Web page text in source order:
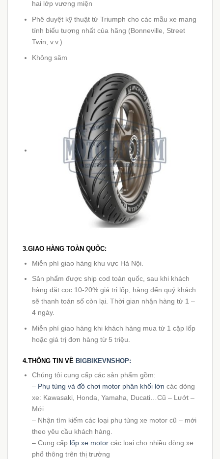
hai lớp vương miện
Phê duyệt kỹ thuật từ Triumph cho các mẫu xe mang
tính biểu tượng nhất của hãng (Bonneville, Street
Twin, v.v.)
Không săm
3.GIAO HÀNG TOÀN QUỐC:
Miễn phí giao hàng khu vực Hà Nội.
Sản phẩm được ship cod toàn quốc, sau khi khách
hàng đặt cọc 10-20% giá trị lốp, hàng đến quý khách
sẽ thanh toán số còn lại. Thời gian nhận hàng từ 1 –
4 ngày.
Miễn phí giao hàng khi khách hàng mua từ 1 cặp lốp
hoặc giá trị đơn hàng từ 5 triệu.
4.THÔNG TIN VỀ BIGBIKEVNSHOP:
Chúng tôi cung cấp các sản phẩm gồm:
– Phụ tùng và đồ chơi motor phân khối lớn các dòng
xe: Kawasaki, Honda, Yamaha, Ducati…Cũ – Lướt –
Mới
– Nhận tìm kiếm các loại phụ tùng xe motor cũ – mới
theo yêu cầu khách hàng.
– Cung cấp lốp xe motorcác loại cho nhiều dòng xe
phổ thông trên thị trường